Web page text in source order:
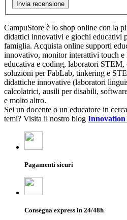
Invia recensione
CampuStore è lo shop online con la
didattici innovativi e giochi educativi
famiglia. Acquista online supporti
innovativo, monitor interattivi touch
educativa e coding, laboratori STEM,
soluzioni per FabLab, tinkering e
didattiche innovative (laboratori
calcolatrici, ausili per disabili,
e molto altro.
Sei un docente o un educatore in
temi? Visita il nostro blog
Pagamenti sicuri
Consegna express in 24/48h